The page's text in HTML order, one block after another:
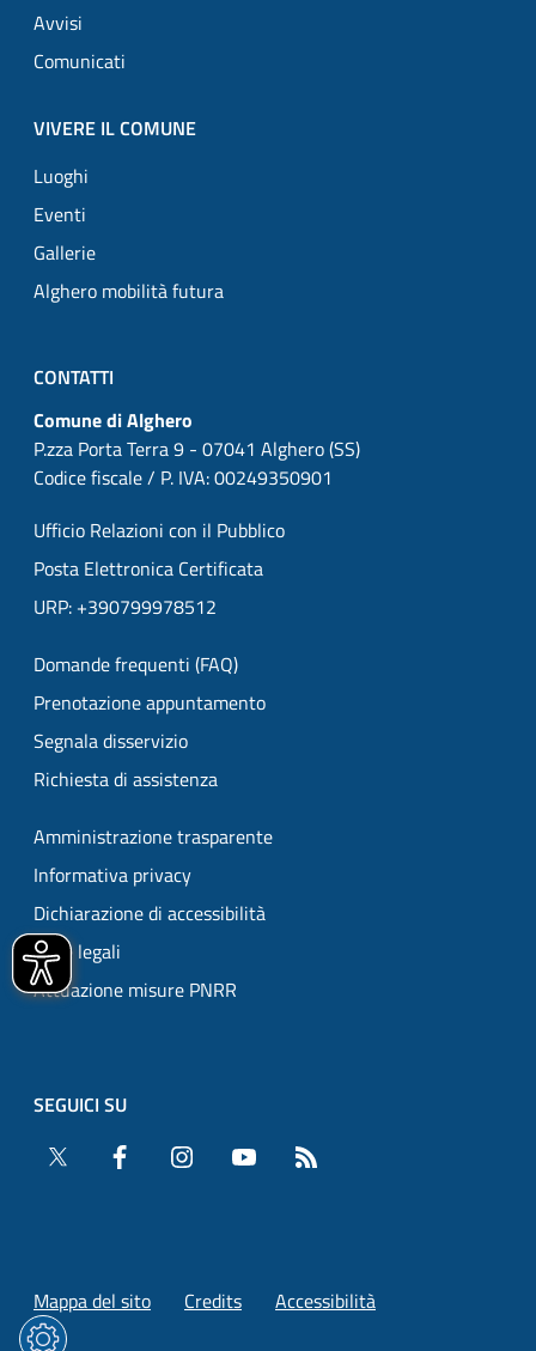
Avvisi
Comunicati
VIVERE IL COMUNE
Luoghi
Eventi
Gallerie
Alghero mobilità futura
CONTATTI
Comune di Alghero
P.zza Porta Terra 9 - 07041 Alghero (SS)
Codice fiscale / P. IVA: 00249350901
Ufficio Relazioni con il Pubblico
Posta Elettronica Certificata
URP: +390799978512
Domande frequenti (FAQ)
Prenotazione appuntamento
Segnala disservizio
Richiesta di assistenza
Amministrazione trasparente
Informativa privacy
Dichiarazione di accessibilità
Note legali
Attuazione misure PNRR
SEGUICI SU
Twitter
Facebook Instagram YouTube
Mappa del sito Credits Accessibilità